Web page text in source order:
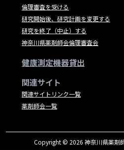
倫理審査を受ける
研究開始後、研究計画を変更する
研究を終了（中止）する
神奈川県薬剤師会倫理審査会
健康測定機器貸出
関連サイト
関連サイトリンク一覧
薬剤師会一覧
Copyright © 2026 神奈川県薬剤